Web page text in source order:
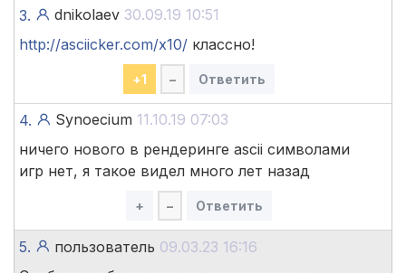
3. dnikolaev 30.09.19 10:51
http://asciicker.com/x10/ классно!
+1 – Ответить
4. Synoecium 11.10.19 07:03
ничего нового в рендеринге ascii символами
игр нет, я такое видел много лет назад
+ – Ответить
5. пользователь 09.03.23 16:16